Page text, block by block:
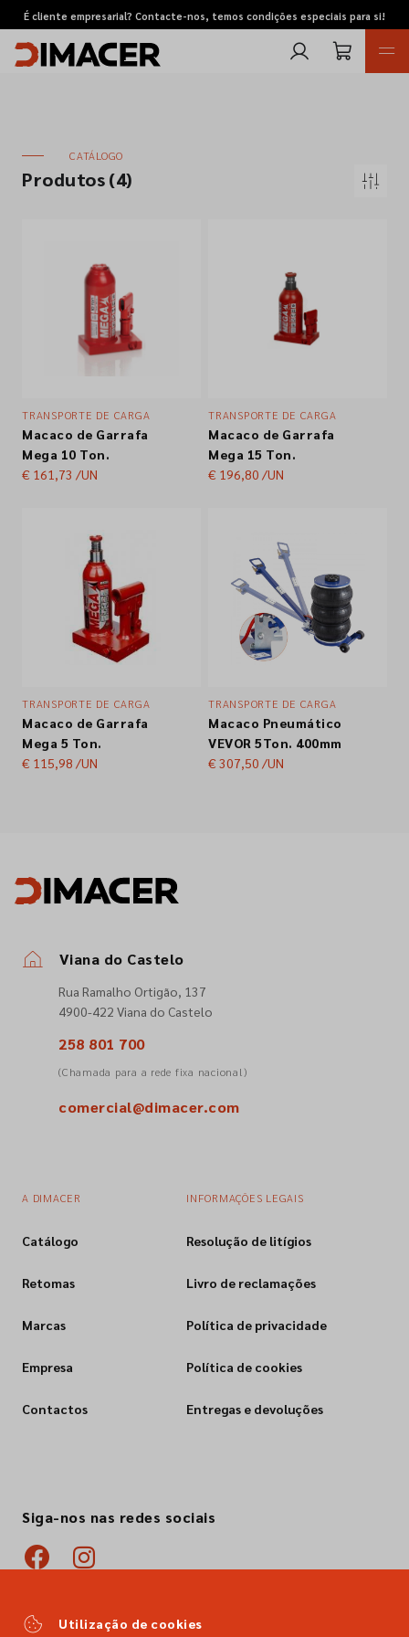
É cliente empresarial? Contacte-nos, temos condições especiais para si!
Pedidos de cotação
Empresa
Siga-nos nas redes sociais
CATÁLOGO
Produtos(4)
TRANSPORTE DE CARGA
Macaco de Garrafa
Mega 10 Ton.
€ 161,73 /UN
TRANSPORTE DE CARGA
Macaco de Garrafa
Mega 15 Ton.
€ 196,80 /UN
TRANSPORTE DE CARGA
Macaco de Garrafa
Mega 5 Ton.
€ 115,98 /UN
TRANSPORTE DE CARGA
Macaco Pneumático
VEVOR 5Ton. 400mm
€ 307,50 /UN
Viana do Castelo
Rua Ramalho Ortigão, 137
4900-422 Viana do Castelo
258 801 700
(Chamada para a rede fixa nacional)
comercial@dimacer.com
A DIMACER
Catálogo
Retomas
Marcas
Empresa
Contactos
INFORMAÇÕES LEGAIS
Resolução de litígios
Livro de reclamações
Política de privacidade
Política de cookies
Entregas e devoluções
Siga-nos nas redes sociais
Utilização de cookies